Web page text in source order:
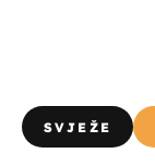
SVJEŽE